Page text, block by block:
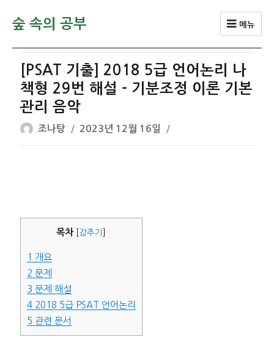
숲 속의 공부 메뉴
[PSAT 기출] 2018 5급 언어논리 나
책형 29번 해설 – 기분조정 이론 기본
관리 음악
글
쓴
조나탕
작
성
2023년 12월 16일
목차 감추기
1 개요
2 문제
3 문제 해설
42018 5급 PSAT 언어논리
5 관련 문서